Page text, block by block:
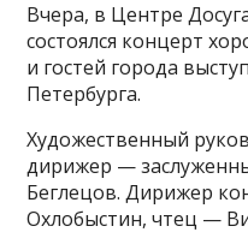
Вчера, в Центре
состоялся концерт
и гостей города
Петербурга.
Художественный
дирижер —
Беглецов. Дирижер
Охлобыстин, чтец —